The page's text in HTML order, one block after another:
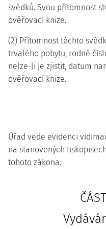
svědků. Svou přítomnost
ověřovací knize.
(2) Přítomnost těchto
trvalého pobytu, rodné
nelze-li je zjistit, datum
ověřovací knize.
Úřad vede evidenci
na stanovených
tohoto zákona.